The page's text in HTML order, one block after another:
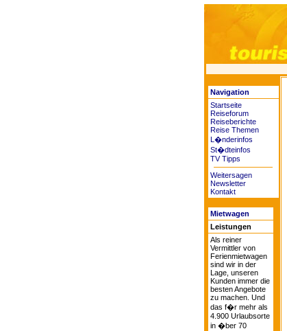
Navigation
Startseite
Reiseforum
Reiseberichte
Reise Themen
L�nderinfos
St�dteinfos
TV Tipps
Weitersagen
Newsletter
Kontakt
Mietwagen
Leistungen
Als reiner
Vermittler von
Ferienmietwagen
sind wir in der
Lage, unseren
Kunden immer die
besten Angebote
zu machen. Und
das f�r mehr als
4.900 Urlaubsorte
in �ber 70